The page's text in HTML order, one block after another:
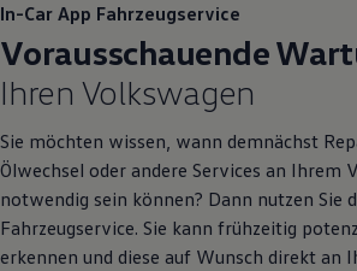
In-Car App Fahrzeugservice
Vorausschauende
Ihren Volkswagen
Sie möchten wissen, wann demnächst
Ölwechsel oder andere Services an Ihrem
notwendig sein können? Dann nutzen Sie
Fahrzeugservice. Sie kann frühzeitig
erkennen und diese auf Wunsch direkt an